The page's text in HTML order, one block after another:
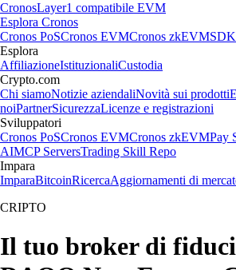
CronosLayer1 compatibile EVM
Esplora Cronos
Cronos PoSCronos EVMCronos zkEVM
Esplora
AffiliazioneIstituzionaliCustodia
Crypto.com
Chi siamoNotizie aziendaliNovità sui prodotti
noiPartnerSicurezzaLicenze e registrazioni
Sviluppatori
Cronos PoSCronos EVMCronos zkEVMPay
AIMCP ServersTrading Skill Repo
Impara
ImparaBitcoinRicercaAggiornamenti di
CRIPTO
Il tuo broker di